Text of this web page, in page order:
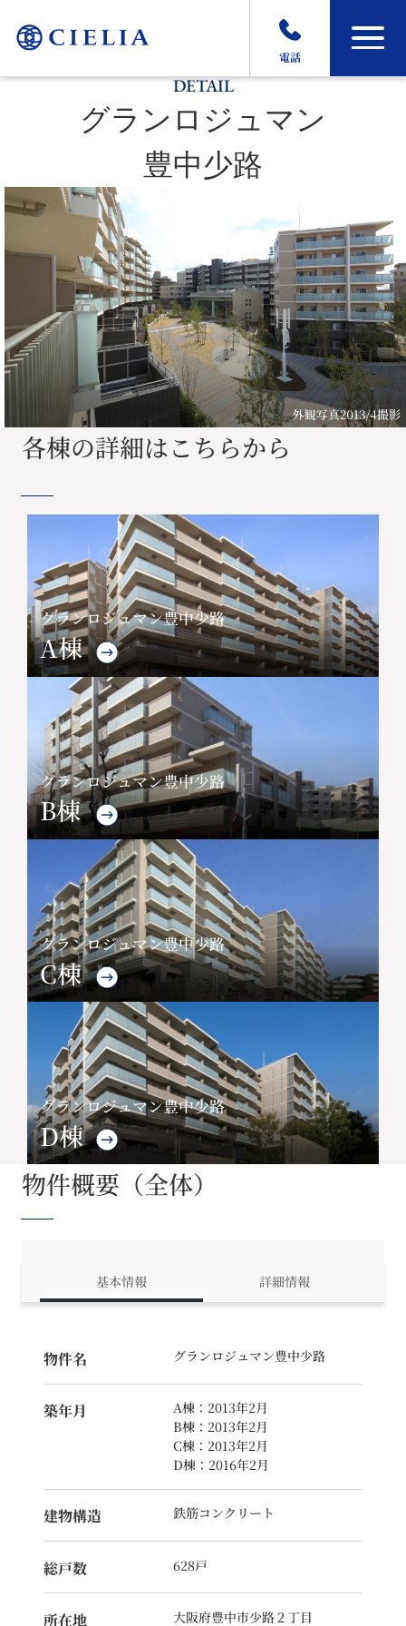
電話
DETAIL
グランロジュマン
豊中少路
各棟の詳細はこちらから
グランロジュマン豊中少路
A棟
グランロジュマン豊中少路
B棟
グランロジュマン豊中少路
C棟
グランロジュマン豊中少路
D棟
物件概要（全体）
基本情報 詳細情報
物件名 グランロジュマン豊中少路
築年月
A棟：2013年2月
B棟：2013年2月
C棟：2013年2月
D棟：2016年2月
建物構造 鉄筋コンクリート
総戸数 628戸
所在地 大阪府豊中市少路２丁目